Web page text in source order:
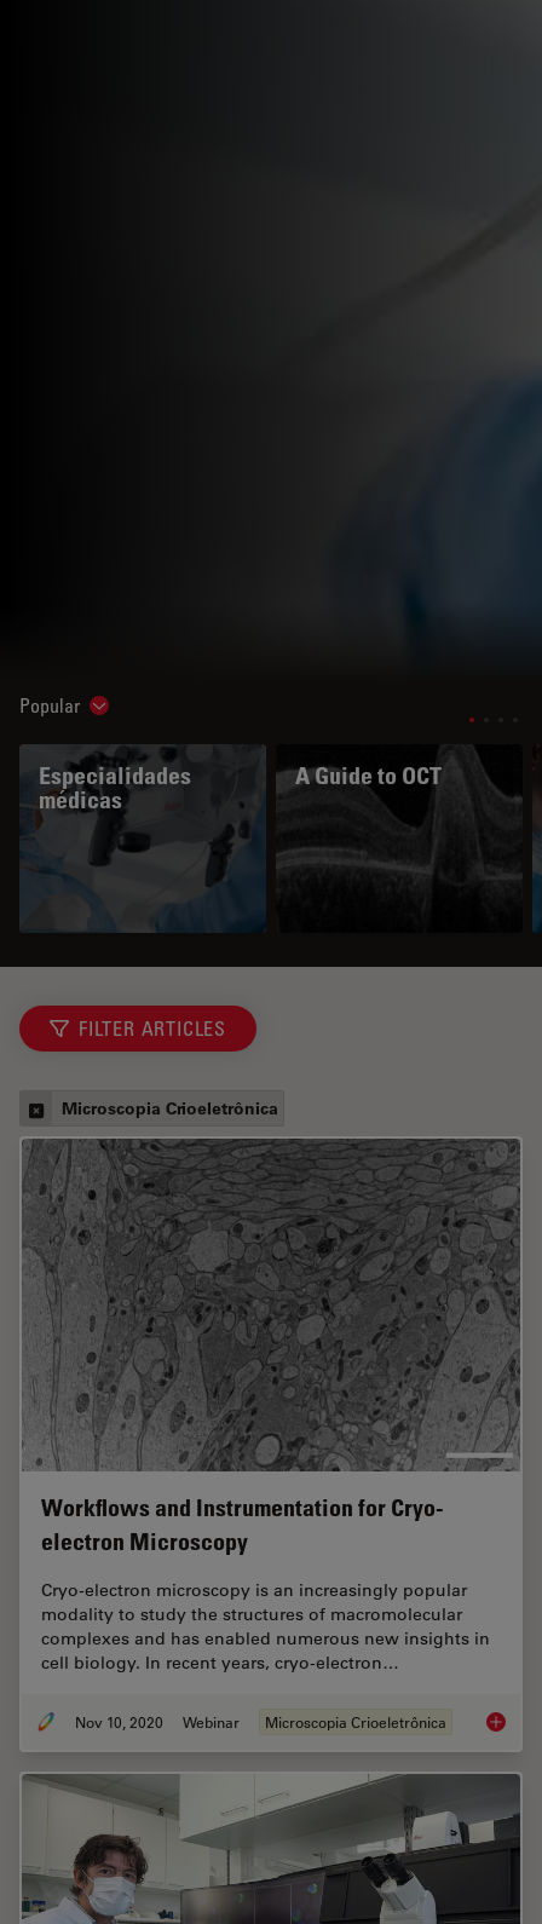
Popular Show subnavigation
Especialidades
médicas
A Guide to OCT
FILTER ARTICLES
Microscopia Crioeletrônica
Workflows and Instrumentation for Cryo-
electron Microscopy
Cryo-electron microscopy is an increasingly popular
modality to study the structures of macromolecular
complexes and has enabled numerous new insights in
cell biology. In recent years, cryo-electron…
Nov 10, 2020 Webinar Microscopia Crioeletrônica